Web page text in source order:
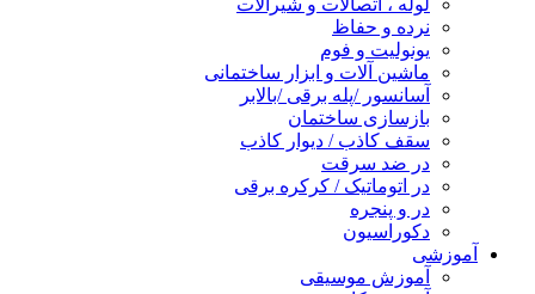
لوله ، اتصالات و شیرآلات
نرده و حفاظ
یونولیت و فوم
ماشین آلات و ابزار ساختمانی
آسانسور /پله برقی /بالابر
بازسازی ساختمان
سقف کاذب / دیوار کاذب
در ضد سرقت
در اتوماتیک / کرکره برقی
در و پنجره
دکوراسیون
آموزشی
آموزش موسیقی